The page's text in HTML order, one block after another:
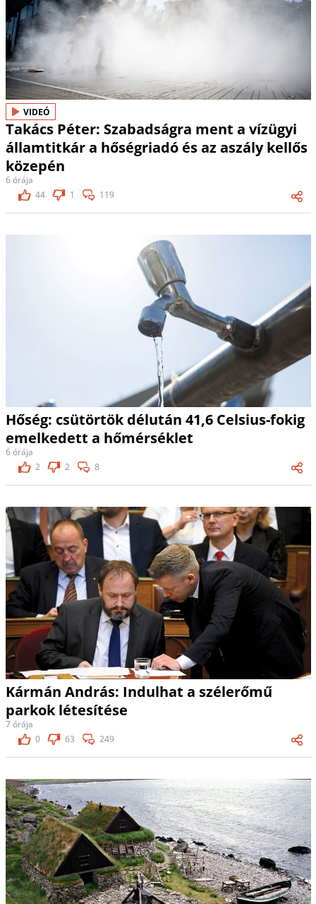
VIDEÓ
Takács Péter: Szabadságra ment a vízügyi
államtitkár a hőségriadó és az aszály kellős
közepén
6 órája
44
1 119
Hőség: csütörtök délután 41,6 Celsius-fokig
emelkedett a hőmérséklet
6 órája
2
2 8
Kármán András: Indulhat a szélerőmű
parkok létesítése
7 órája
0
63 249